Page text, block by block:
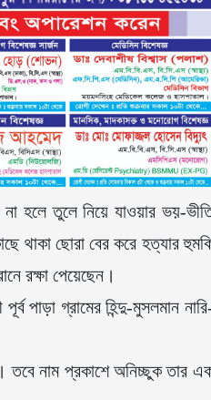
হলে তুলে নিয়ে যাওয়ার ভয়-
থাকা ছোরা বের করে হত্যার
রক্ষা পেয়েছেন।
পাড়া গ্রামের হিন্দু-মুসলমান
তবে নাম প্রকাশে অনিচ্ছুক তার